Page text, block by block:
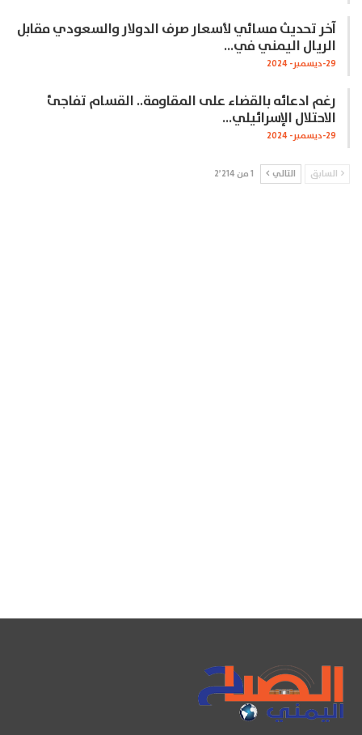
آخر تحديث مسائي لأسعار صرف الدولار والسعودي مقابل
الريال اليمني في…
29-ديسمبر- 2024
رغم ادعائه بالقضاء على المقاومة.. القسام تفاجئ
الاحتلال الإسرائيلي…
29-ديسمبر- 2024
السابق التالي 1 من 2٬214